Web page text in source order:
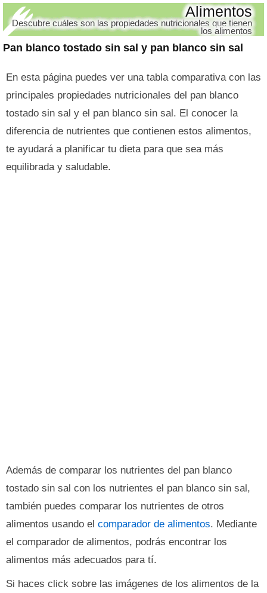
Pan blanco tostado sin sal y pan blanco sin sal
Alimentos
Descubre cuáles son las propiedades nutricionales que tienen
los alimentos
En esta página puedes ver una tabla comparativa con las
principales propiedades nutricionales del pan blanco
tostado sin sal y el pan blanco sin sal. El conocer la
diferencia de nutrientes que contienen estos alimentos,
te ayudará a planificar tu dieta para que sea más
equilibrada y saludable.
Además de comparar los nutrientes del pan blanco
tostado sin sal con los nutrientes el pan blanco sin sal,
también puedes comparar los nutrientes de otros
alimentos usando el comparador de alimentos. Mediante
el comparador de alimentos, podrás encontrar los
alimentos más adecuados para tí.
Si haces click sobre las imágenes de los alimentos de la